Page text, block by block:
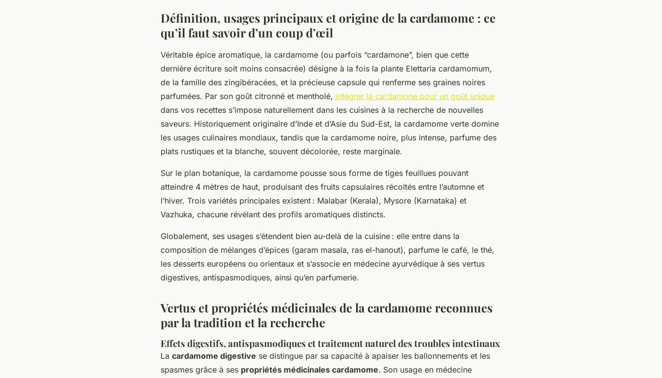
Définition, usages principaux et origine de la cardamome : ce
qu’il faut savoir d’un coup d’œil
Véritable épice aromatique, la cardamome (ou parfois “cardamone”, bien que cette
dernière écriture soit moins consacrée) désigne à la fois la plante Elettaria cardamomum,
de la famille des zingibéracées, et la précieuse capsule qui renferme ses graines noires
parfumées. Par son goût citronné et mentholé, intégrer la cardamone pour un goût unique
dans vos recettes s’impose naturellement dans les cuisines à la recherche de nouvelles
saveurs. Historiquement originaire d’Inde et d’Asie du Sud-Est, la cardamome verte domine
les usages culinaires mondiaux, tandis que la cardamome noire, plus intense, parfume des
plats rustiques et la blanche, souvent décolorée, reste marginale.
Sur le plan botanique, la cardamome pousse sous forme de tiges feuillues pouvant
atteindre 4 mètres de haut, produisant des fruits capsulaires récoltés entre l’automne et
l’hiver. Trois variétés principales existent : Malabar (Kerala), Mysore (Karnataka) et
Vazhuka, chacune révélant des profils aromatiques distincts.
Globalement, ses usages s’étendent bien au-delà de la cuisine : elle entre dans la
composition de mélanges d’épices (garam masala, ras el-hanout), parfume le café, le thé,
les desserts européens ou orientaux et s’associe en médecine ayurvédique à ses vertus
digestives, antispasmodiques, ainsi qu’en parfumerie.
Vertus et propriétés médicinales de la cardamome reconnues
par la tradition et la recherche
Effets digestifs, antispasmodiques et traitement naturel des troubles intestinaux
La cardamome digestive se distingue par sa capacité à apaiser les ballonnements et les
spasmes grâce à ses propriétés médicinales cardamome. Son usage en médecine